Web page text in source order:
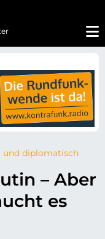
und diplomatisch
– Aber
es